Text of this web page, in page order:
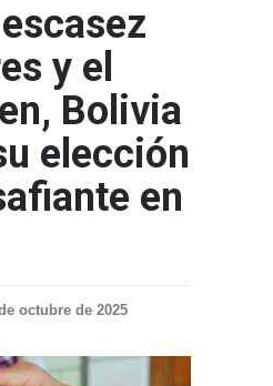
y el
Bolivia
elección
en
octubre de 2025